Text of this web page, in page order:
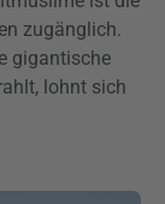
zugänglich.
gigantische
lohnt sich